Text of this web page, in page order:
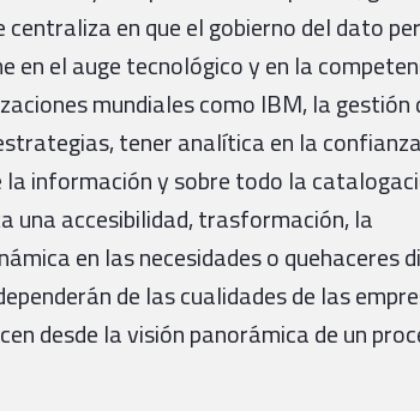
en que el gobierno del dato
en el auge tecnológico y en la
mundiales como IBM, la gestión
tener analítica en la
información y sobre todo la
una accesibilidad, trasformación, la
en las necesidades o quehaceres
de las cualidades de las
desde la visión panorámica de un